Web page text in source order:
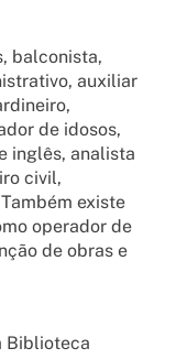
balconista,
auxiliar
de idosos,
inglês, analista
civil,
existe
operador de
de obras e
Biblioteca